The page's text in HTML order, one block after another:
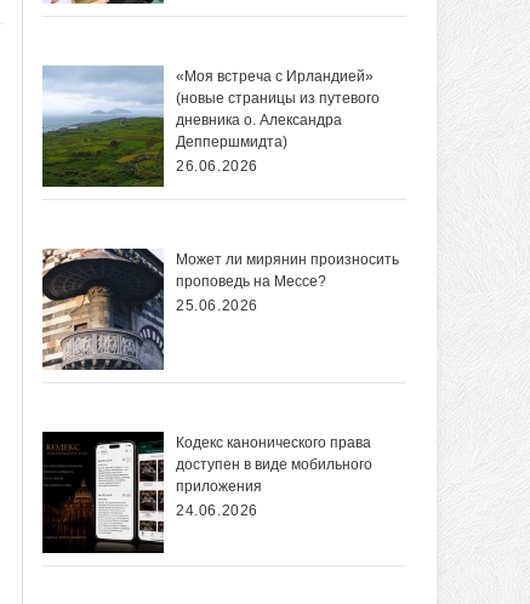
«Моя встреча с Ирландией»
(новые страницы из путевого
дневника о. Александра
Деппершмидта)
26.06.2026
Может ли мирянин произносить
проповедь на Мессе?
25.06.2026
Кодекс канонического права
доступен в виде мобильного
приложения
24.06.2026